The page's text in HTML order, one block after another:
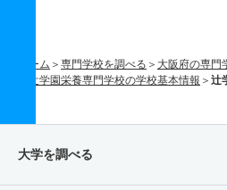
ホーム 専門学校を調べる
大阪府の専門
辻学園栄養専門学校の学校基本情報
辻
大学を調べる